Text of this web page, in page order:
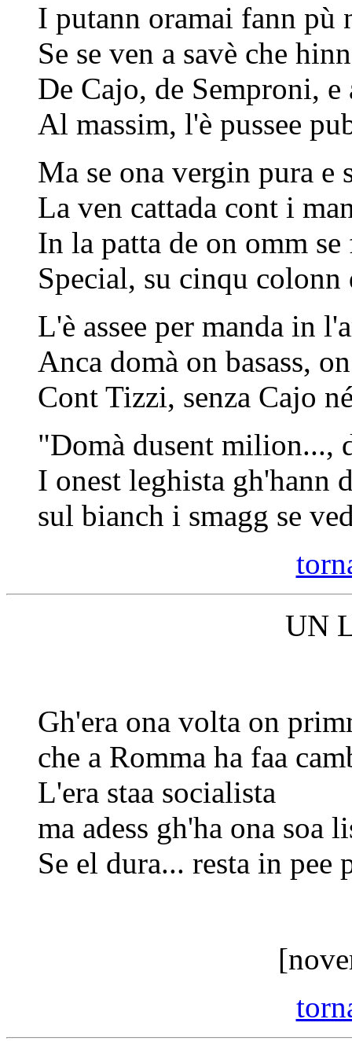
I putann oramai fann pù
Se se ven a savè che
De Cajo, de Semproni, e
Al massim, l'è pussee
Ma se ona vergin pura e
La ven cattada cont i
In la patta de on omm
Special, su cinqu colonn
L'è assee per manda in
Anca domà on basass,
Cont Tizzi, senza Cajo
"Domà dusent milion...,
I onest leghista gh'hann
sul bianch i smagg se
UN
Gh'era ona volta on
che a Romma ha faa
L'era staa socialista
ma adess gh'ha ona soa
Se el dura... resta in pee